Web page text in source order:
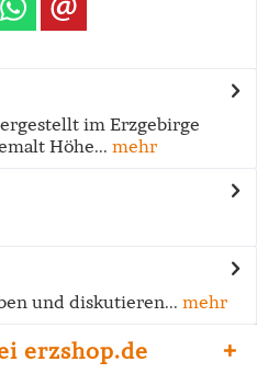
im Erzgebirge
Höhe... mehr
und diskutieren... mehr
erzshop.de